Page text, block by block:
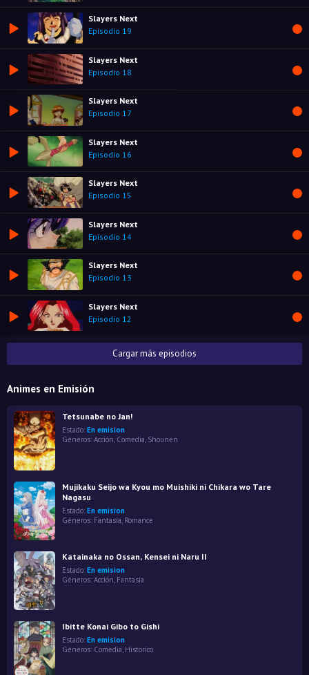
Slayers Next
Episodio 19
Slayers Next
Episodio 18
Slayers Next
Episodio 17
Slayers Next
Episodio 16
Slayers Next
Episodio 15
Slayers Next
Episodio 14
Slayers Next
Episodio 13
Slayers Next
Episodio 12
Cargar más episodios
Animes en Emisión
Tetsunabe no Jan!
Estado: En emision
Géneros: Acción, Comedia, Shounen
Mujikaku Seijo wa Kyou mo Muishiki ni Chikara wo Tare
Nagasu
Estado: En emision
Géneros: Fantasía Romance
Katainaka no Ossan, Kensei ni Naru II
Estado: En emision
Géneros: Acción, Fantasía
Ibitte Konai Gibo to Gishi
Estado: En emision
Géneros: Comedia, Historico